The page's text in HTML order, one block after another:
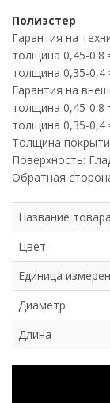
Полиэстер
Гарантия на
толщина 0,45-0.8
толщина 0,35-0,4
Гарантия на
толщина 0,45-0.8
толщина 0,35-0,4
Толщина
Поверхность:
Обратная
Название товара
Цвет
Единица
Диаметр
Длина